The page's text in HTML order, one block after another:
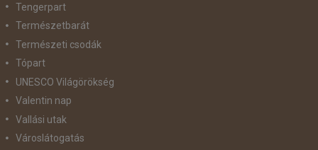
Tengerpart
Természetbarát
Természeti csodák
Tópart
UNESCO Világörökség
Valentin nap
Vallási utak
Városlátogatás